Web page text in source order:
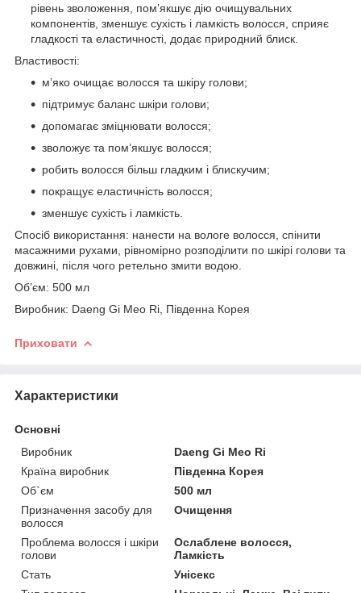
рівень зволоження, пом’якшує дію очищувальних
компонентів, зменшує сухість і ламкість волосся, сприяє
гладкості та еластичності, додає природний блиск.
Властивості:
м’яко очищає волосся та шкіру голови;
підтримує баланс шкіри голови;
допомагає зміцнювати волосся;
зволожує та пом’якшує волосся;
робить волосся більш гладким і блискучим;
покращує еластичність волосся;
зменшує сухість і ламкість.
Спосіб використання: нанести на вологе волосся, спінити
масажними рухами, рівномірно розподілити по шкірі голови та
довжині, після чого ретельно змити водою.
Об’єм: 500 мл
Виробник: Daeng Gi Meo Ri, Південна Корея
Приховати
Характеристики
Основні
Виробник
Daeng Gi Meo Ri
Країна виробник
Південна Корея
Об`єм
500 мл
Призначення засобу для
волосся
Очищення
Проблема волосся і шкіри
голови
Ослаблене волосся,
Ламкість
Стать
Унісекс